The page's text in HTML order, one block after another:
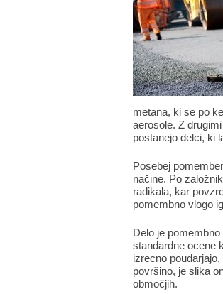
metana, ki se po
aerosole. Z
postanejo delci, ki
Posebej
načine. Po
radikala, kar
pomembno vlogo
Delo je
standardne ocene
izrecno
površino, je slika
območjih.